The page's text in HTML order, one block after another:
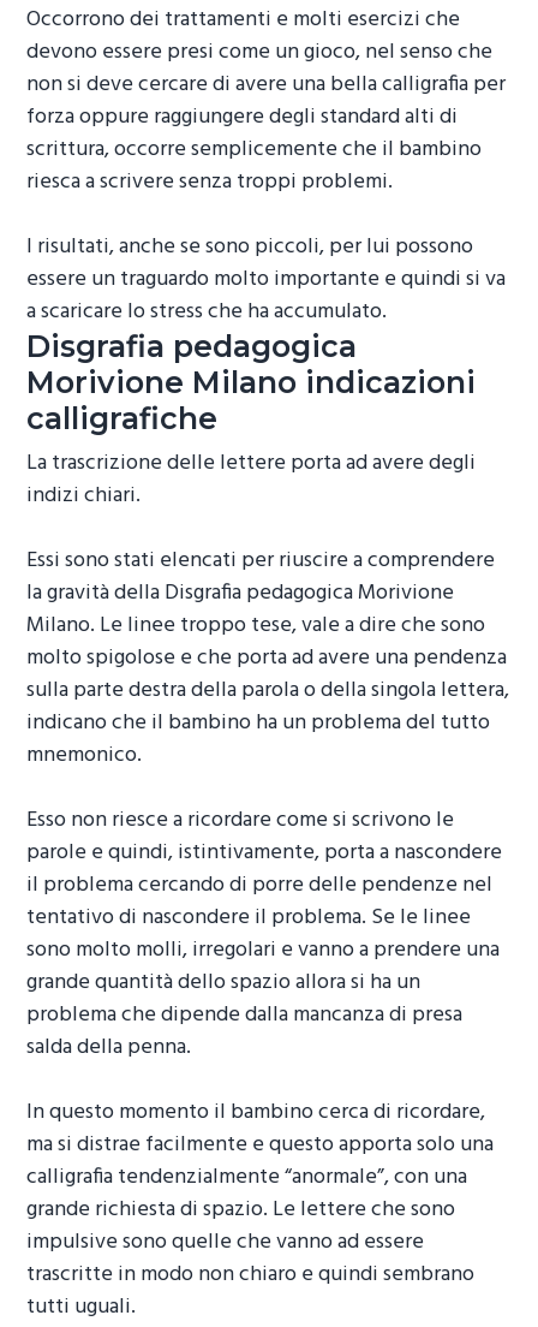
Occorrono dei trattamenti e molti esercizi che
devono essere presi come un gioco, nel senso che
non si deve cercare di avere una bella calligrafia per
forza oppure raggiungere degli standard alti di
scrittura, occorre semplicemente che il bambino
riesca a scrivere senza troppi problemi.
I risultati, anche se sono piccoli, per lui possono
essere un traguardo molto importante e quindi si va
a scaricare lo stress che ha accumulato.
Disgrafia pedagogica
Morivione Milano indicazioni
calligrafiche
La trascrizione delle lettere porta ad avere degli
indizi chiari.
Essi sono stati elencati per riuscire a comprendere
la gravità dellaDisgrafia pedagogica Morivione
Milano. Le linee troppo tese, vale a dire che sono
molto spigolose e che porta ad avere una pendenza
sulla parte destra della parola o della singola lettera,
indicano che il bambino ha un problema del tutto
mnemonico.
Esso non riesce a ricordare come si scrivono le
parole e quindi, istintivamente, porta a nascondere
il problema cercando di porre delle pendenze nel
tentativo di nascondere il problema. Se le linee
sono molto molli, irregolari e vanno a prendere una
grande quantità dello spazio allora si ha un
problema che dipende dalla mancanza di presa
salda della penna.
In questo momento il bambino cerca di ricordare,
ma si distrae facilmente e questo apporta solo una
calligrafia tendenzialmente “anormale”, con una
grande richiesta di spazio. Le lettere che sono
impulsive sono quelle che vanno ad essere
trascritte in modo non chiaro e quindi sembrano
tutti uguali.